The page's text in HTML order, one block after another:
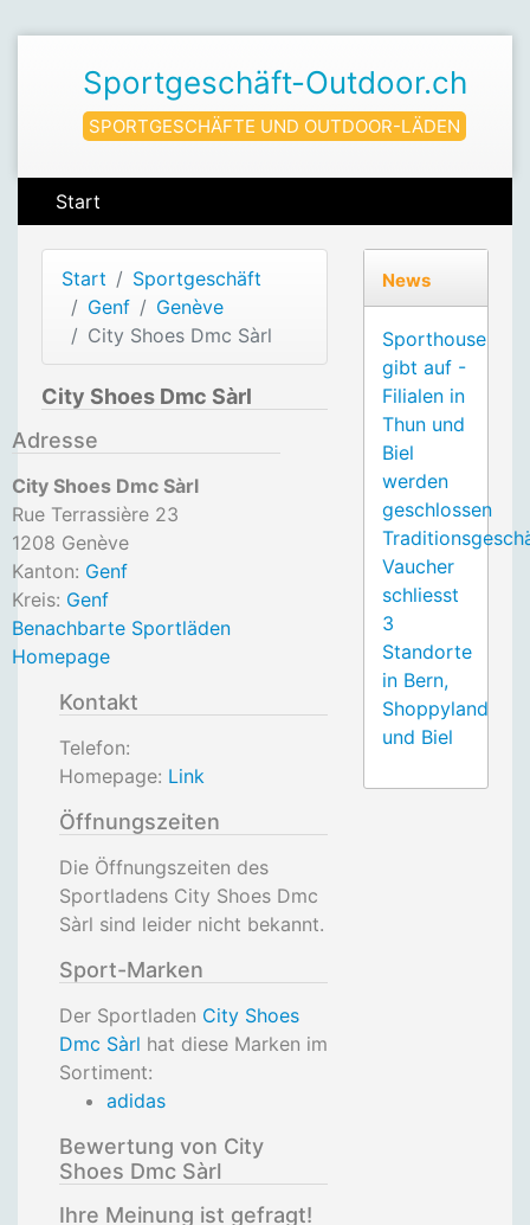
Sportgeschäft-Outdoor.ch
SPORTGESCHÄFTE UND OUTDOOR-LÄDEN
Start
Start
Sportgeschäft
Genf
Genève
City Shoes Dmc Sàrl
City Shoes Dmc Sàrl
Adresse
City Shoes Dmc Sàrl
Rue Terrassière 23
1208 Genève
Kanton: Genf
Kreis: Genf
Benachbarte Sportläden
Homepage
Kontakt
Telefon:
Homepage: Link
Öffnungszeiten
Die Öffnungszeiten des
Sportladens City Shoes Dmc
Sàrl sind leider nicht bekannt.
Sport-Marken
Der Sportladen City Shoes
Dmc Sàrl hat diese Marken im
Sortiment:
adidas
Bewertung von City
Shoes Dmc Sàrl
Ihre Meinung ist gefragt!
News
Sporthouse
gibt auf -
Filialen in
Thun und
Biel
werden
geschlossen
Vaucher
schliesst
3
Standorte
in Bern,
Shoppyland
und Biel